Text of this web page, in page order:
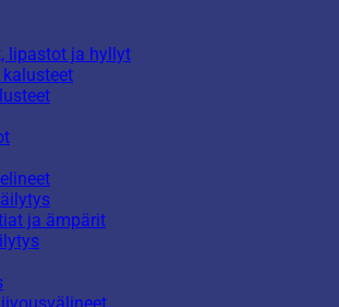
lipastot ja hyllyt
ja ämpärit